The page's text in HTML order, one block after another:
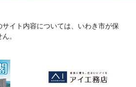
イト内容については、いわき市が保
。